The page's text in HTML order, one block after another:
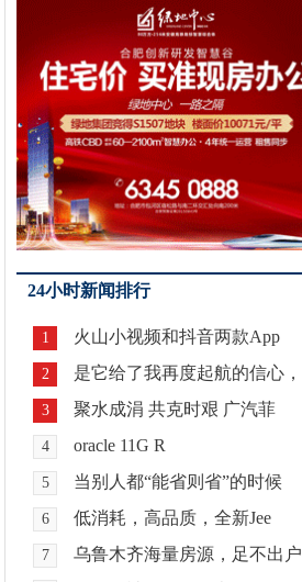
24小时新闻排行
1 火山小视频和抖音两款App
2 是它给了我再度起航的信心，
3 聚水成涓 共克时艰 广汽菲
4 oracle 11G R
5 当别人都“能省则省”的时候
6 低消耗，高品质，全新Jee
7
乌鲁木齐海量房源，足不出户